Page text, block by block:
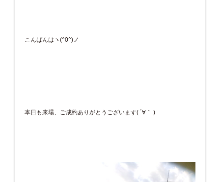
こんばんはヽ(^0^)ノ
本日も来場、ご成約ありがとうございます( ´∀｀ )